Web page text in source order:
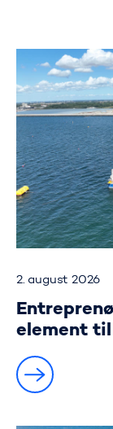
2. august 2026
element